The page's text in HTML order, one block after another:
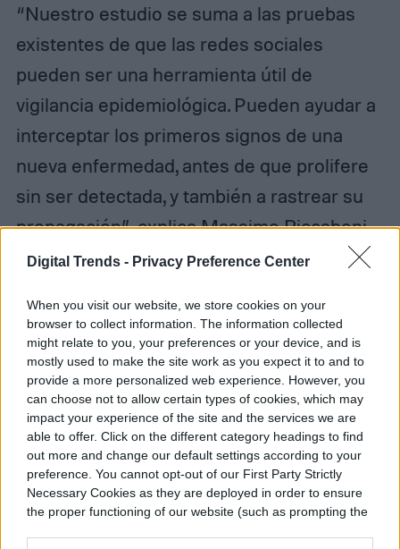
Digital Trends - Privacy Preference Center
When you visit our website, we store cookies on your
browser to collect information. The information collected
might relate to you, your preferences or your device, and is
mostly used to make the site work as you expect it to and to
provide a more personalized web experience. However, you
can choose not to allow certain types of cookies, which may
impact your experience of the site and the services we are
able to offer. Click on the different category headings to find
out more and change our default settings according to your
preference. You cannot opt-out of our First Party Strictly
Necessary Cookies as they are deployed in order to ensure
the proper functioning of our website (such as prompting the
“Nuestro estudio se suma a las pruebas
existentes de que las redes sociales
pueden ser una herramienta útil de
vigilancia epidemiológica. Pueden ayudar a
interceptar los primeros signos de una
nueva enfermedad, antes de que prolifere
sin ser detectada, y también a rastrear su
propagación”, explica Massimo Riccaboni,
profesor titular de Economía que ha
Felipe Sasso
Former Digital Trends Contributor
Felipe Sasso es periodista y escritor. Desde
temprana edad manifestó una importante